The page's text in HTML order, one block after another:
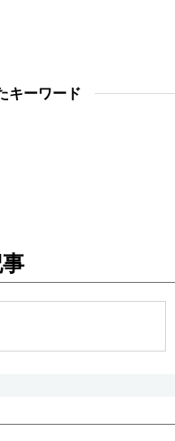
キーワード